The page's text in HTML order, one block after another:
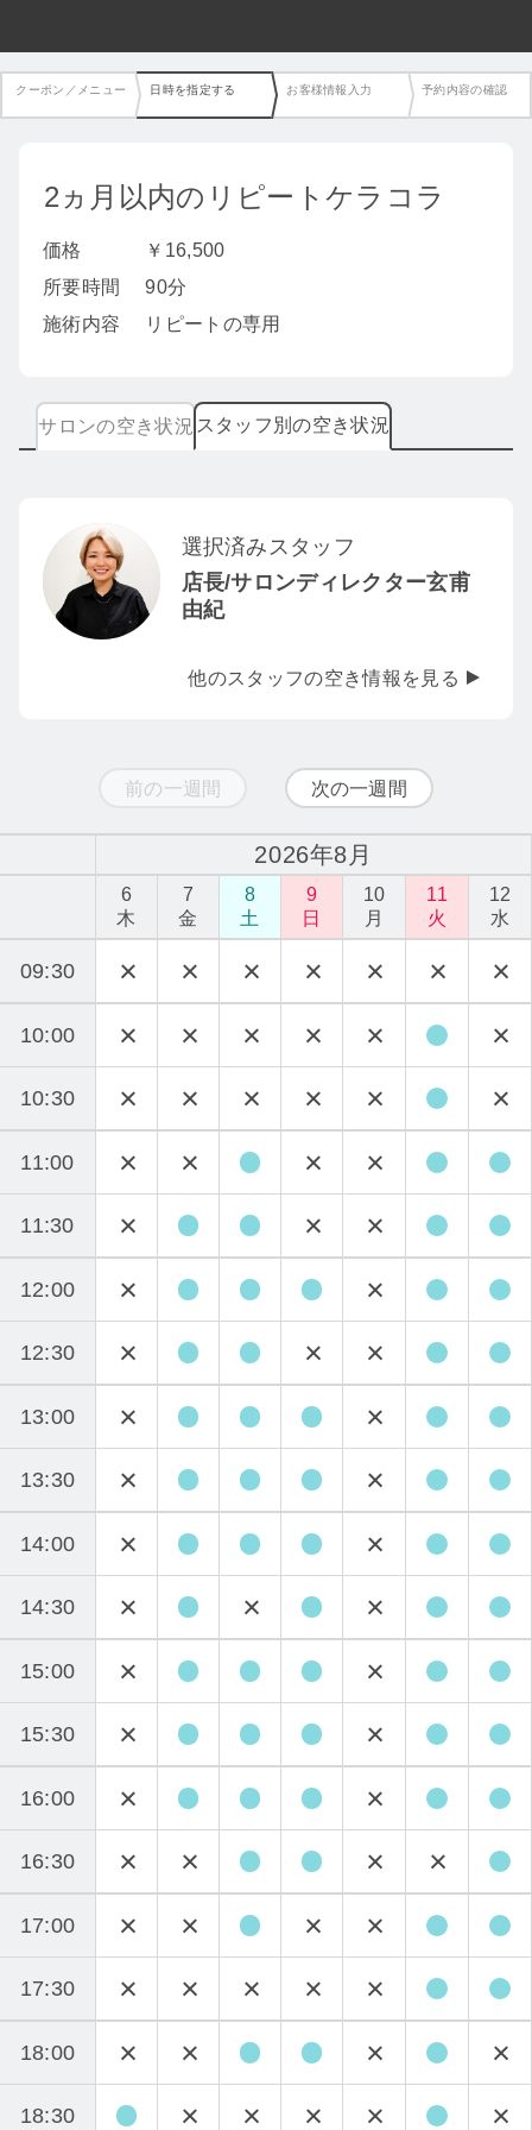
クーポン／メニュー 日時を指定する お客様情報入力 予約内容の確認
2ヵ月以内のリピートケラコラ
価格
￥16,500
所要時間
90分
施術内容
リピートの専用
サロンの空き状況 スタッフ別の空き状況
選択済みスタッフ
店長/サロンディレクター玄甫
由紀
他のスタッフの空き情報を見る
前の一週間 次の一週間
2026年8月
6
木
7
金
8
土
9
日
10
月
11
火
12
水
09:30
10:00
10:30
11:00
11:30
12:00
12:30
13:00
13:30
14:00
14:30
15:00
15:30
16:00
16:30
17:00
17:30
18:00
18:30